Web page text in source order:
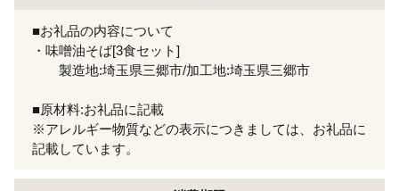
■お礼品の内容について
・味噌油そば[3食セット]
製造地:埼玉県三郷市/加工地:埼玉県三郷市
■原材料:お礼品に記載
※アレルギー物質などの表示につきましては、お礼品に
記載しています。